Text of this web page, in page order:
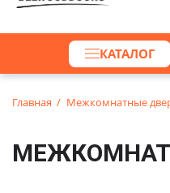
КАТАЛОГ
Главная Межкомнатные